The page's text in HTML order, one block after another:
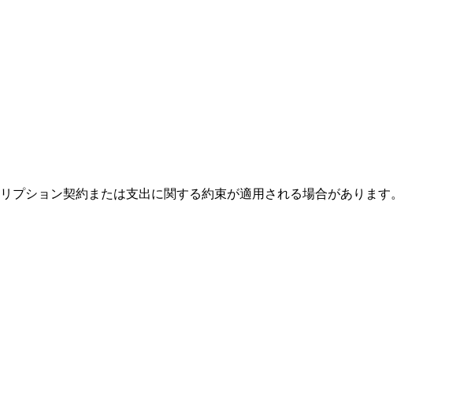
プション契約または支出に関する約束が適用される場合があります。